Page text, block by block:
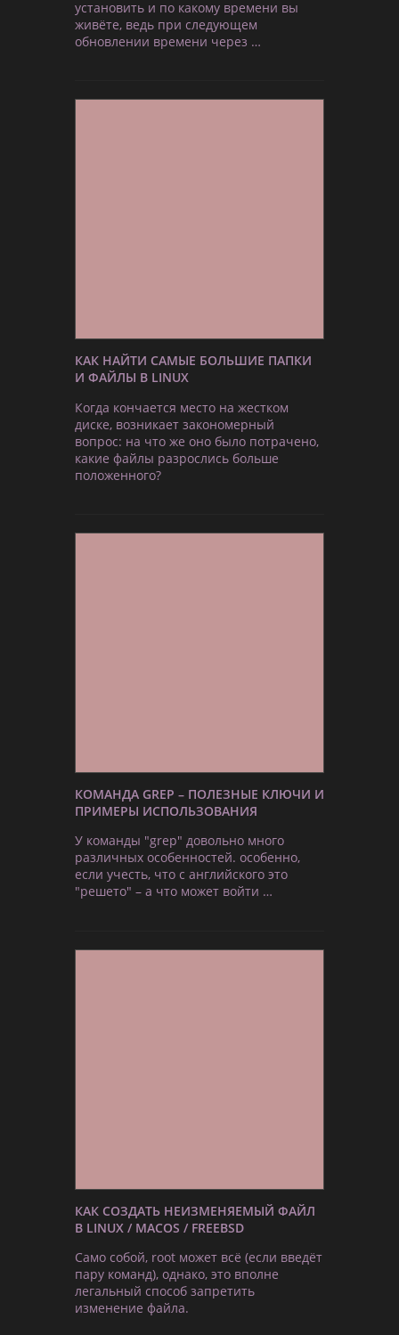
установить и по какому времени вы
живёте, ведь при следующем
обновлении времени через …
КАК НАЙТИ САМЫЕ БОЛЬШИЕ ПАПКИ
И ФАЙЛЫ В LINUX
Когда кончается место на жестком
диске, возникает закономерный
вопрос: на что же оно было потрачено,
какие файлы разрослись больше
положенного?
КОМАНДА GREP – ПОЛЕЗНЫЕ КЛЮЧИ И
ПРИМЕРЫ ИСПОЛЬЗОВАНИЯ
У команды "grep" довольно много
различных особенностей. особенно,
если учесть, что с английского это
"решето" – а что может войти …
КАК СОЗДАТЬ НЕИЗМЕНЯЕМЫЙ ФАЙЛ
В LINUX / MACOS / FREEBSD
Само собой, root может всё (если введёт
пару команд), однако, это вполне
легальный способ запретить
изменение файла.